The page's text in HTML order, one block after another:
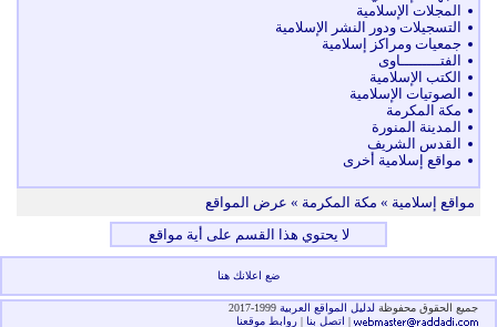
المجلات الإسلامية
التسجيلات ودور النشر الإسلامية
جمعيات ومراكز إسلامية
الفتـــــــــاوى
الكتب الإسلامية
الصوتيات الإسلامية
مكة المكرمة
المدينة المنورة
القدس الشريف
مواقع إسلامية أخرى
مواقع إسلامية » مكة المكرمة » عرض المواقع
لا يحتوي هذا القسم على أية مواقع
ضع اعلانك هنا
جميع الحقوق محفوظة لدليل المواقع العربية
| اتصل بنا | روابط موقعنا